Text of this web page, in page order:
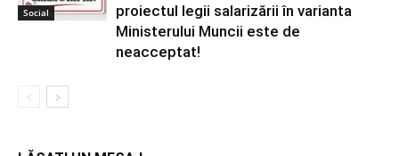
Social
proiectul legii salarizării în varianta
Ministerului Muncii este de
neacceptat!